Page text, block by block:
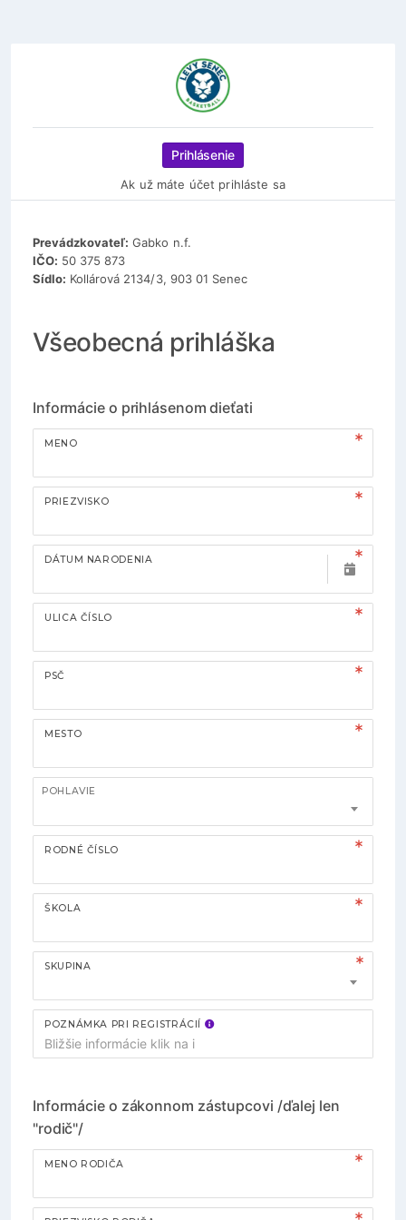
Prihlásenie
Ak už máte účet prihláste sa
Prevádzkovateľ: Gabko n.f.
IČO: 50 375 873
Sídlo: Kollárová 2134/3, 903 01 Senec
Všeobecná prihláška
Informácie o prihlásenom dieťati
MENO
PRIEZVISKO
DÁTUM NARODENIA
ULICA ČÍSLO
PSČ
MESTO
POHLAVIE
RODNÉ ČÍSLO
ŠKOLA
SKUPINA
POZNÁMKA PRI REGISTRÁCIÍ
Informácie o zákonnom zástupcovi /ďalej len
"rodič"/
MENO RODIČA